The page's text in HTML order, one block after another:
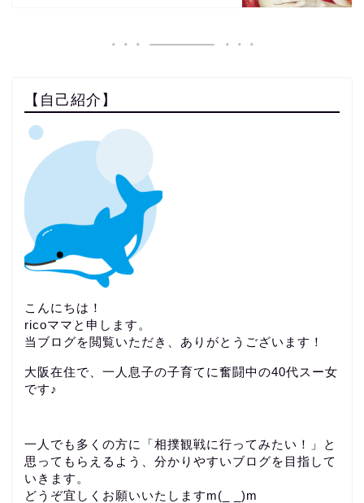
【自己紹介】
こんにちは！
ricoママと申します。
当ブログを閲覧いただき、ありがとうございます！
大阪在住で、一人息子の子育てに奮闘中の40代スー女
です♪
一人でも多くの方に「相撲観戦に行ってみたい！」と
思ってもらえるよう、分かりやすいブログを目指して
いきます。
どうぞ宜しくお願いいたしますm(_ _)m